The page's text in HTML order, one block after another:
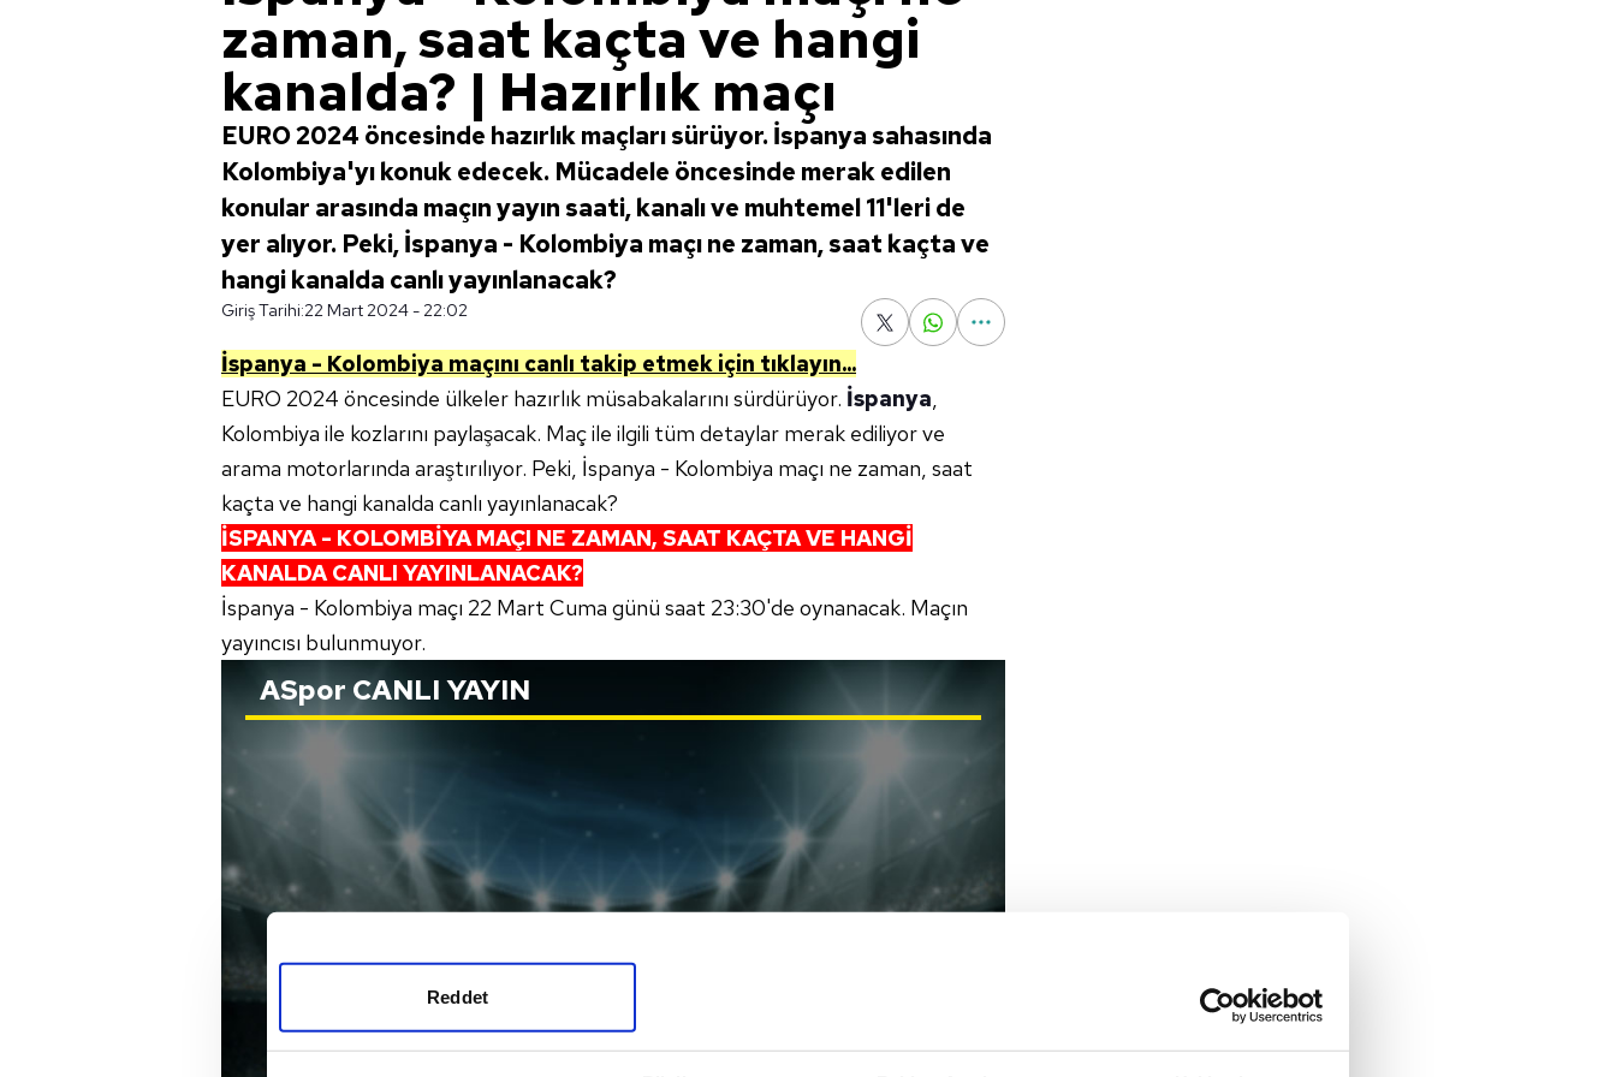
Reddet
zaman, saat kaçta ve hangi
kanalda? | Hazırlık maçı
EURO 2024 öncesinde hazırlık maçları sürüyor. İspanya sahasında
Kolombiya'yı konuk edecek. Mücadele öncesinde merak edilen
konular arasında maçın yayın saati, kanalı ve muhtemel 11'leri de
yer alıyor. Peki, İspanya - Kolombiya maçı ne zaman, saat kaçta ve
hangi kanalda canlı yayınlanacak?
Giriş Tarihi:22 Mart 2024 - 22:02
İspanya - Kolombiya maçını canlı takip etmek için tıklayın...
EURO 2024 öncesinde ülkeler hazırlık müsabakalarını sürdürüyor. İspanya,
Kolombiya ile kozlarını paylaşacak. Maç ile ilgili tüm detaylar merak ediliyor ve
arama motorlarında araştırılıyor. Peki, İspanya - Kolombiya maçı ne zaman, saat
kaçta ve hangi kanalda canlı yayınlanacak?
İSPANYA - KOLOMBİYAMAÇI NE ZAMAN, SAAT KAÇTA VE HANGİ
KANALDA CANLI YAYINLANACAK?
İspanya - Kolombiya maçı 22 Mart Cuma günü saat 23:30'de oynanacak. Maçın
yayıncısı bulunmuyor.
ASporCANLI YAYIN